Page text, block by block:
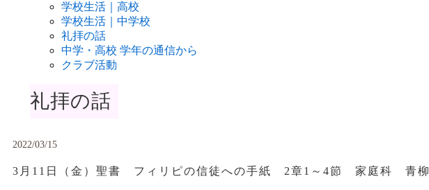
学校生活｜高校
学校生活｜中学校
礼拝の話
中学・高校 学年の通信から
クラブ活動
礼拝の話
2022/03/15
3月11日（金）聖書 フィリピの信徒への手紙 2章1～4節 家庭科 青柳